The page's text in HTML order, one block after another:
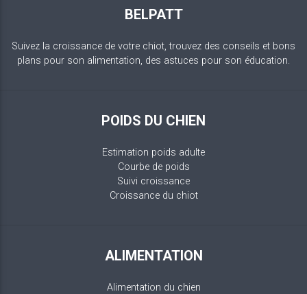
BELPATT
Suivez la croissance de votre chiot, trouvez des conseils et bons
plans pour son alimentation, des astuces pour son éducation.
POIDS DU CHIEN
Estimation poids adulte
Courbe de poids
Suivi croissance
Croissance du chiot
ALIMENTATION
Alimentation du chien